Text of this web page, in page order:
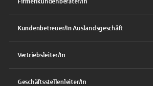
Kundenbetreuer/In Auslandsgeschäft
Vertriebsleiter/In
Geschäftsstellenleiter/In